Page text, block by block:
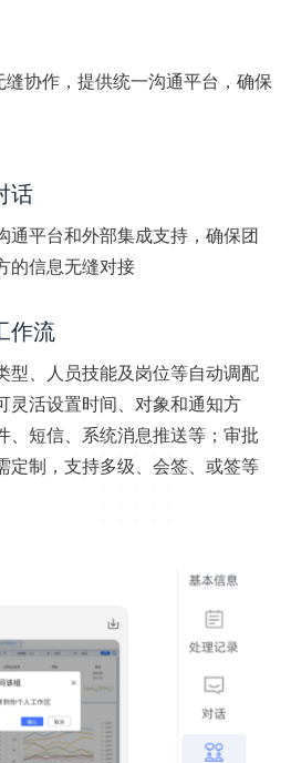
协作，提供统一沟通平台，确保
话
通平台和外部集成支持，确保团
的信息无缝对接
作流
型、人员技能及岗位等自动调配
灵活设置时间、对象和通知方
、短信、系统消息推送等；审批
定制，支持多级、会签、或签等